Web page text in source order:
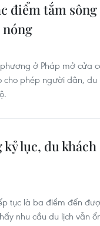
điểm tắm
ở Pháp mở cửa
cho phép người dân,
lục, du
tục là ba điểm đến
nhu cầu du lịch vẫn